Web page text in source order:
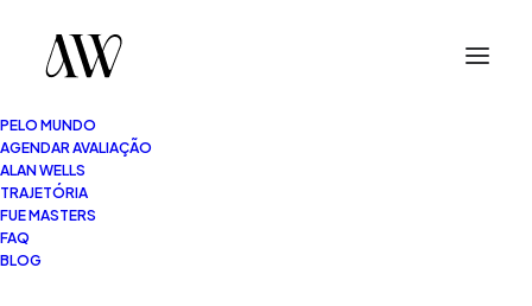
PELO MUNDO
AGENDAR AVALIAÇÃO
ALAN WELLS
TRAJETÓRIA
FUE MASTERS
FAQ
BLOG